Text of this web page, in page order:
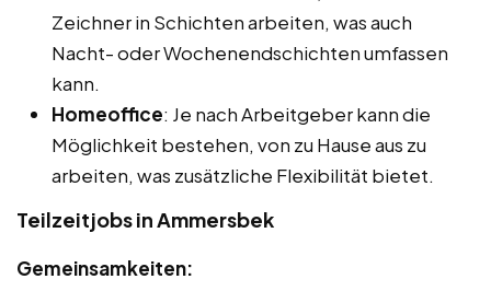
Zeichner in Schichten arbeiten, was auch
Nacht- oder Wochenendschichten umfassen
kann.
Homeoffice: Je nach Arbeitgeber kann die
Möglichkeit bestehen, von zu Hause aus zu
arbeiten, was zusätzliche Flexibilität bietet.
Teilzeitjobs in Ammersbek
Gemeinsamkeiten: